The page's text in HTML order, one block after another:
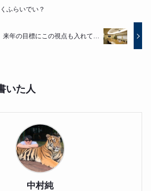
ふらいでい？
来年の目標にこの視点も入れて…
いた人
中村純